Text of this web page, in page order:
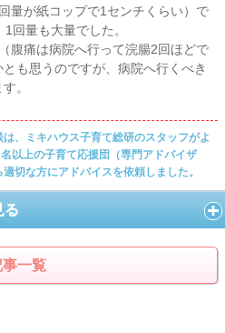
量が紙コップで1センチくらい）で
回量も大量でした。
腹痛は病院へ行って浣腸2回ほどで
も思うのですが、病院へ行くべき
。
は、ミキハウス子育て総研のスタッフがよ
以上の子育て応援団（専門アドバイザ
切な方にアドバイスを依頼しました。
る
事一覧